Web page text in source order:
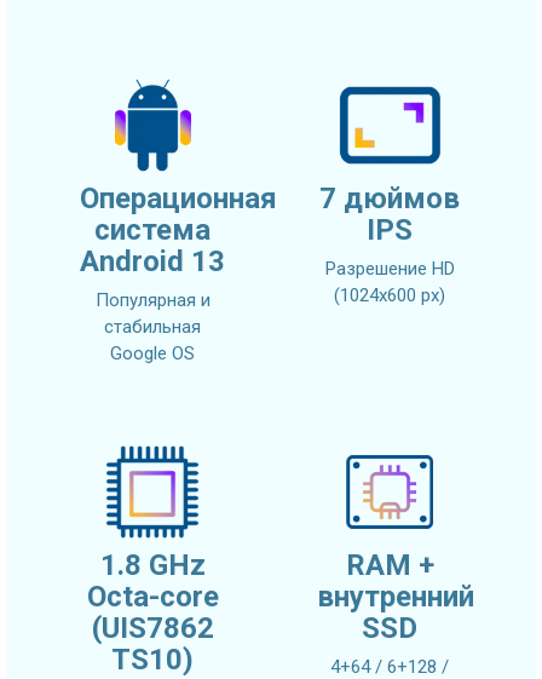
Операционная
система
Android 13
Популярная и
стабильная
Google OS
7 дюймов
IPS
Разрешение HD
(1024х600 px)
1.8 GHz
Octa-core
(UIS7862
TS10)
RAM +
внутренний
SSD
4+64 / 6+128 /